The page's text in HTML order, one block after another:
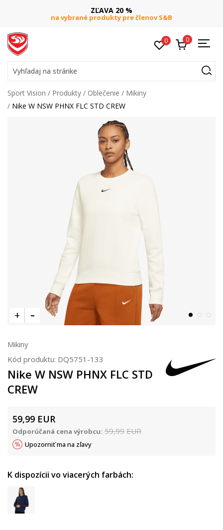
ZĽAVA 20 %
na vybrané produkty pre členov S&B
0 0
Vyhľadaj na stránke
Sport Vision Produkty Oblečenie
Mikiny
Nike W NSW PHNX FLC STD CREW
Mikiny
Kód produktu: DQ5751-133
Nike W NSW PHNX FLC STD
CREW
59,99 EUR
Odporúčaná cena výrobcu: 59,99 EUR
Upozorniť ma na zľavy
K dispozícii vo viacerých farbách: